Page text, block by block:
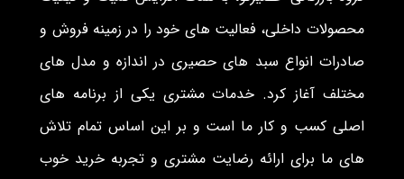
محصولات داخلی، فعالیت های خود را در زمینه فروش و
صادرات انواع سبد های حصیری در اندازه و مدل های
مختلف آغاز کرد. خدمات مشتری یکی از برنامه های
اصلی کسب و کار ما است و بر این اساس تمام تلاش
های ما برای ارائه رضایت مشتری و تجربه خرید خوب